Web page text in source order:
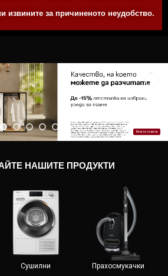
извините за причиненото неудобство.
Вижте повече
НАШИТЕ ПРОДУКТИ
Сушилни Прахосмукачки